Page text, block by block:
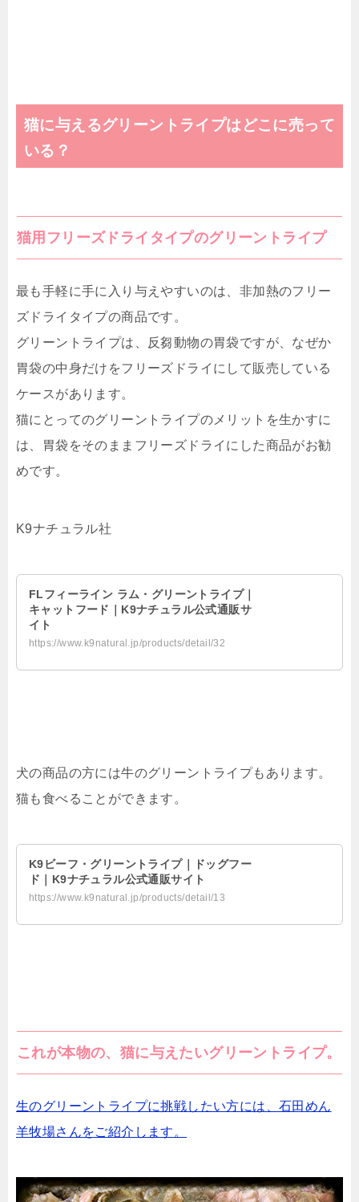
猫に与えるグリーントライプはどこに売って
いる？
猫用フリーズドライタイプのグリーントライプ
最も手軽に手に入り与えやすいのは、非加熱のフリー
ズドライタイプの商品です。
グリーントライプは、反芻動物の胃袋ですが、なぜか
胃袋の中身だけをフリーズドライにして販売している
ケースがあります。
猫にとってのグリーントライプのメリットを生かすに
は、胃袋をそのままフリーズドライにした商品がお勧
めです。
K9ナチュラル社
FLフィーライン ラム・グリーントライプ｜
キャットフード｜K9ナチュラル公式通販サ
イト
https://www.k9natural.jp/products/detail/32
犬の商品の方には牛のグリーントライプもあります。
猫も食べることができます。
K9ビーフ・グリーントライプ｜ドッグフー
ド｜K9ナチュラル公式通販サイト
https://www.k9natural.jp/products/detail/13
これが本物の、猫に与えたいグリーントライプ。
生のグリーントライプに挑戦したい方には、石田めん
羊牧場さんをご紹介します。